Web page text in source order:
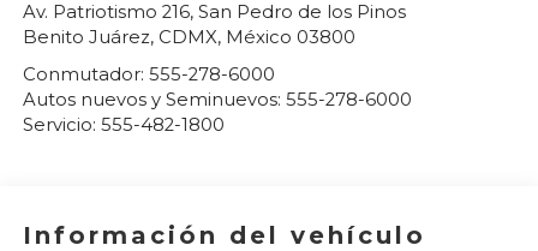
Av. Patriotismo 216, San Pedro de los Pinos
Benito Juárez, CDMX, México 03800
Conmutador: 555-278-6000
Autos nuevos y Seminuevos: 555-278-6000
Servicio: 555-482-1800
Información del vehículo